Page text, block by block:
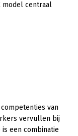
model centraal
van
vervullen bij
een combinatie